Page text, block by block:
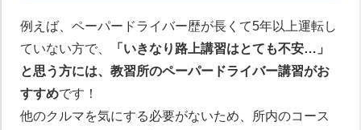
例えば、ペーパードライバー歴が長くて5年以上運転し
ていない方で、
「いきなり路上講習はとても不安…」
と思う方には、教習所のペーパードライバー講習がお
すすめです！
他のクルマを気にする必要がないため、所内のコース